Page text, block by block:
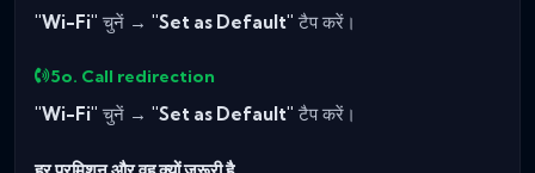
"Wi-Fi" चुनें → "Set as Default" टैप करें।
5o. Call redirection
"Wi-Fi" चुनें → "Set as Default" टैप करें।